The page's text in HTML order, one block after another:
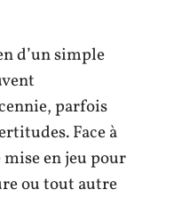
d’un simple
parfois
Face à
en jeu pour
ou tout autre